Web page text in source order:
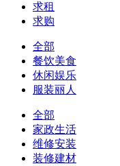
求租
求购
全部
餐饮美食
休闲娱乐
服装丽人
全部
家政生活
维修安装
装修建材